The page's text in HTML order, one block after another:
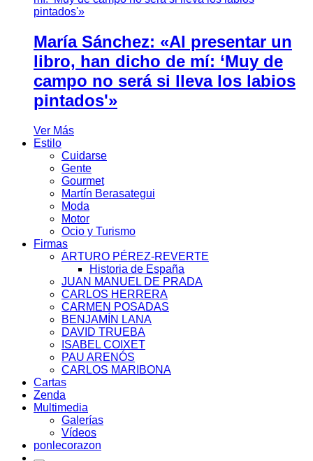
María Sánchez: «Al presentar un
libro, han dicho de mí: ‘Muy de
campo no será si lleva los labios
pintados'»
Ver Más
Estilo
Cuidarse
Gente
Gourmet
Martín Berasategui
Moda
Motor
Ocio y Turismo
Firmas
ARTURO PÉREZ-REVERTE
Historia de España
JUAN MANUEL DE PRADA
CARLOS HERRERA
CARMEN POSADAS
BENJAMÍN LANA
DAVID TRUEBA
ISABEL COIXET
PAU ARENÓS
CARLOS MARIBONA
Cartas
Zenda
Multimedia
Galerías
Vídeos
ponlecorazon